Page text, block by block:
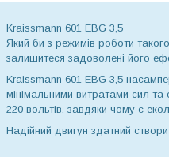
Kraissmann 601 EBG 3,5
Який би з режимів роботи
залишитеся задоволені його
Kraissmann 601 EBG 3,5
мінімальними витратами сил та
220 вольтів, завдяки чому є
Надійний двигун здатний